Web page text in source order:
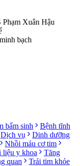
Phạm Xuân Hậu
bạch
bẩm sinh
Bệnh tĩnh
Dịch vụ
Dinh dưỡng
Nhồi máu cơ tim
liệu y khoa
Tăng
quan
Trái tim khỏe